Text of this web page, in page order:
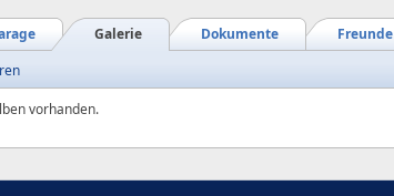
Freunde
Dokumente
Galerie
vorhanden.